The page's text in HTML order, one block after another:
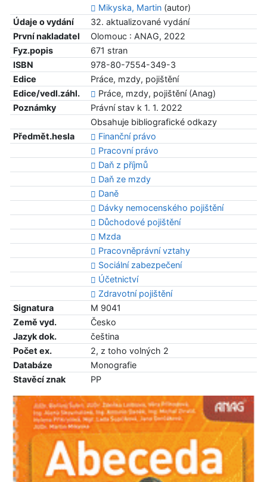
Mikyska, Martin(autor)
Údaje o vydání
32. aktualizované vydání
První nakladatel
Olomouc : ANAG, 2022
Fyz.popis
671 stran
ISBN
978-80-7554-349-3
Edice
Práce, mzdy, pojištění
Edice/vedl.záhl.
Práce, mzdy, pojištění (Anag)
Poznámky
Právní stav k 1. 1. 2022
Obsahuje bibliografické odkazy
Předmět.hesla
Finanční právo
Pracovní právo
Daň z příjmů
Daň ze mzdy
Daně
Dávky nemocenského pojištění
Důchodové pojištění
Mzda
Pracovněprávní vztahy
Sociální zabezpečení
Účetnictví
Zdravotní pojištění
Signatura
M 9041
Země vyd.
Česko
Jazyk dok.
čeština
Počet ex.
2, z toho volných 2
Databáze
Monografie
Stavěcí znak
PP